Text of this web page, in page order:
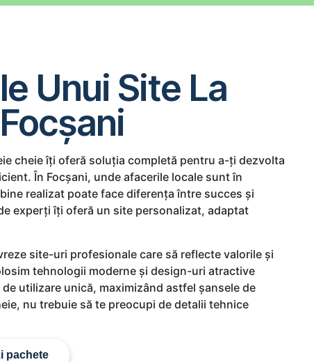
Unui Site La
cheie îți oferă soluția completă pentru a-ți dezvolta
În Focșani, unde afacerile locale sunt în
realizat poate face diferența între succes și
experți îți oferă un site personalizat, adaptat
site-uri profesionale care să reflecte valorile și
tehnologii moderne și design-uri atractive
utilizare unică, maximizând astfel șansele de
nu trebuie să te preocupi de detalii tehnice
pachete